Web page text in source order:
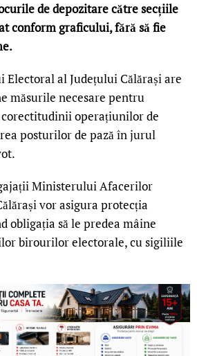
de depozitare către secțiile
conform graficului, fără să fie
Electoral al Județului Călărași are
măsurile necesare pentru
operațiunilor de
posturilor de pază în jurul
Ministerului Afacerilor
vor asigura protecția
obligația să le predea mâine
birourilor electorale, cu sigiliile